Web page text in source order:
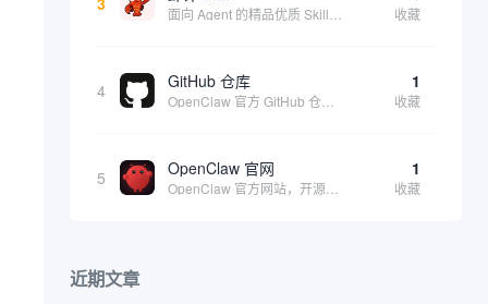
收藏
4 GitHub 仓库 1
收藏
5 OpenClaw 官网 1
收藏
近期文章